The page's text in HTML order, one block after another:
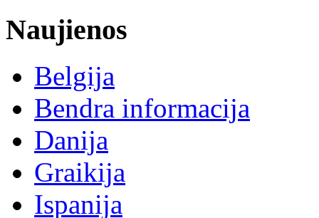
Naujienos
Belgija
Bendra informacija
Danija
Graikija
Ispanija